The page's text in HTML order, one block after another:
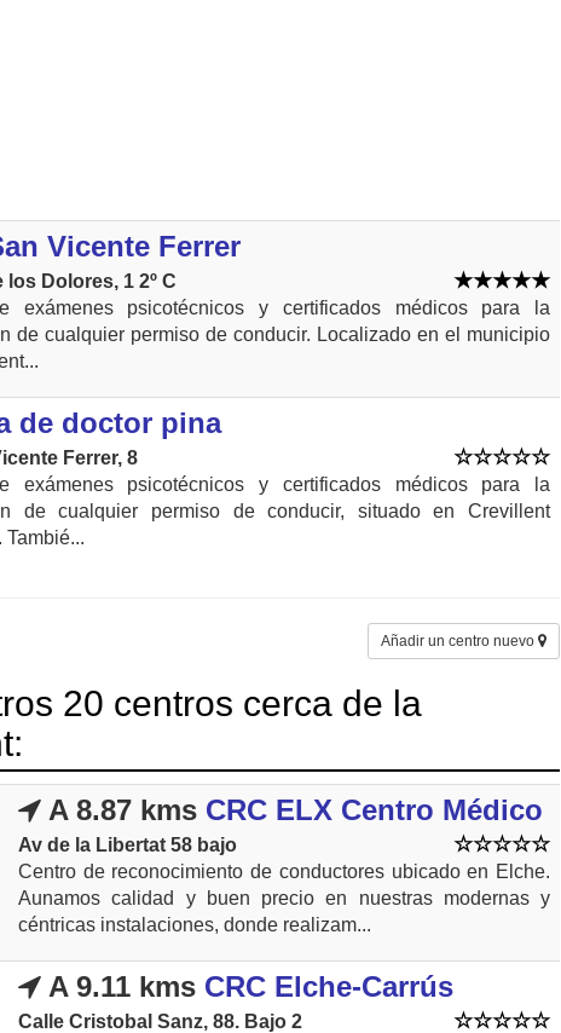
Vicente Ferrer
los Dolores, 1 2º C
exámenes psicotécnicos y certificados médicos para la
de cualquier permiso de conducir. Localizado en el municipio
de doctor pina
Ferrer, 8
exámenes psicotécnicos y certificados médicos para la
de cualquier permiso de conducir, situado en Crevillent
Tambié...
Añadir un centro nuevo
20 centros cerca de la
A 8.87 kms CRC ELX Centro Médico
Av de la Libertat 58 bajo
Centro de reconocimiento de conductores ubicado en Elche.
Aunamos calidad y buen precio en nuestras modernas y
céntricas instalaciones, donde realizam...
A 9.11 kms CRC Elche-Carrús
Calle Cristobal Sanz, 88. Bajo 2